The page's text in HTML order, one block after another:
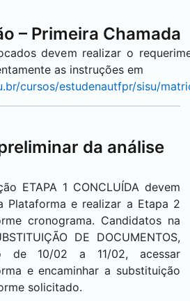
– Primeira Chamada
devem realizar o
as instruções em
cursos/estudenautfpr/sisu/
da análise
ETAPA 1 CONCLUÍDA devem
Plataforma e realizar a Etapa 2
cronograma. Candidatos na
DE DOCUMENTOS,
de 10/02 a 11/02, acessar
e encaminhar a substituição
solicitado.